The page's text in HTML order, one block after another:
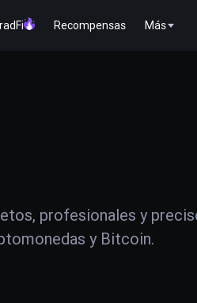
Recompensas Más
profesionales y
y Bitcoin.